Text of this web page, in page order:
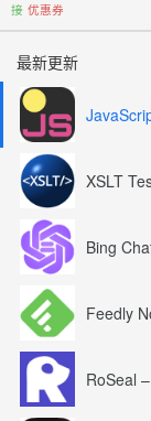
接 优惠券
最新更新
XSLT
Bing
Feedly